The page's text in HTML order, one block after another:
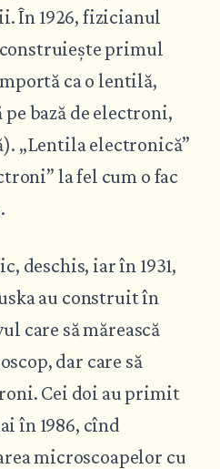
În 1926, fizicianul
construiește primul
ca o lentilă,
bază de electroni,
„Lentila electronică”
la fel cum o fac
deschis, iar în 1931,
au construit în
care să mărească
dar care să
Cei doi au primit
în 1986, cînd
microscoapelor cu